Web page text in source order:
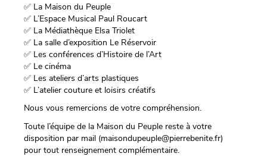
✅ La Maison du Peuple
✅ L’Espace Musical Paul Roucart
✅ La Médiathèque Elsa Triolet
✅ La salle d’exposition Le Réservoir
✅ Les conférences d’Histoire de l’Art
✅ Le cinéma
✅ Les ateliers d’arts plastiques
✅ L’atelier couture et loisirs créatifs
Nous vous remercions de votre compréhension.
Toute l’équipe de la Maison du Peuple reste à votre
disposition par mail (maisondupeuple@pierrebenite.fr)
pour tout renseignement complémentaire.